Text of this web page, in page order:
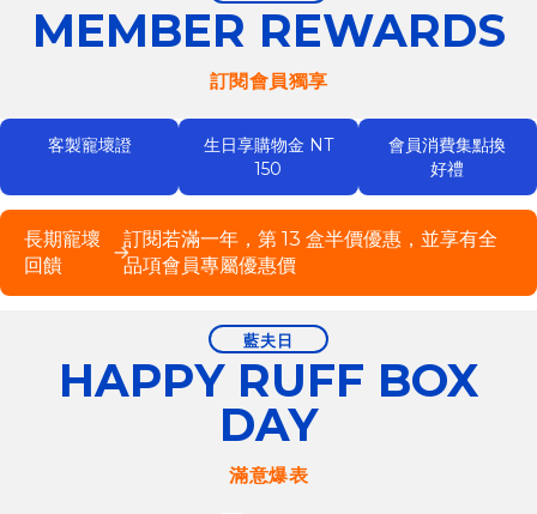
MEMBER REWARDS
訂閱會員獨享
客製寵壞證
生日享購物金 NT
150
會員消費集點換
好禮
長期寵壞
回饋
→
訂閱若滿一年，第 13 盒半價優惠，並享有全
品項會員專屬優惠價
藍夫日
HAPPY RUFF BOX
DAY
滿意爆表